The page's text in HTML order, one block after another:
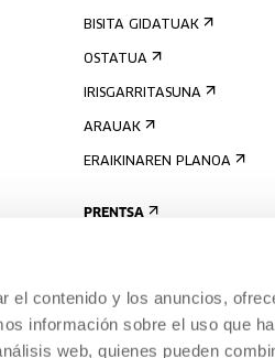
el contenido y los anuncios,
información sobre el uso que
web, quienes pueden
BISITA GIDATUAK
OSTATUA
IRISGARRITASUNA
ARAUAK
ERAIKINAREN PLANOA
PRENTSA